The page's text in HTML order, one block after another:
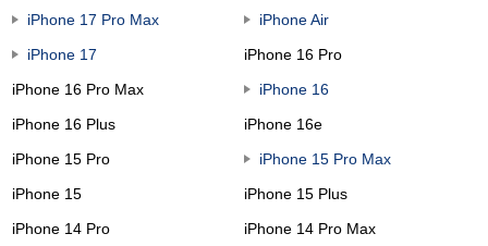
iPhone 17 Pro Max
iPhone Air
iPhone 17
iPhone 16 Pro
iPhone 16 Pro Max
iPhone 16
iPhone 16 Plus
iPhone 16e
iPhone 15 Pro
iPhone 15 Pro Max
iPhone 15
iPhone 15 Plus
iPhone 14 Pro
iPhone 14 Pro Max